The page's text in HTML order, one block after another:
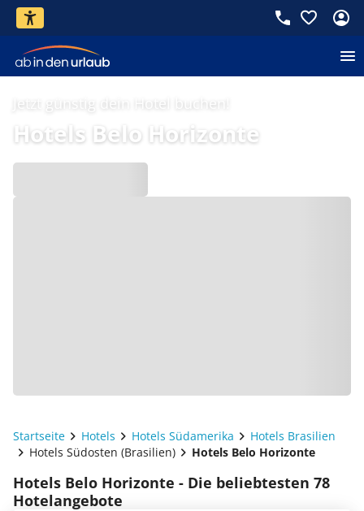
Jetzt günstig dein Hotel buchen!
Hotels Belo Horizonte
Startseite Hotels Hotels Südamerika
Hotels Brasilien
Hotels Südosten (Brasilien)
Hotels Belo Horizonte
Hotels Belo Horizonte - Die beliebtesten 78
Hotelangebote